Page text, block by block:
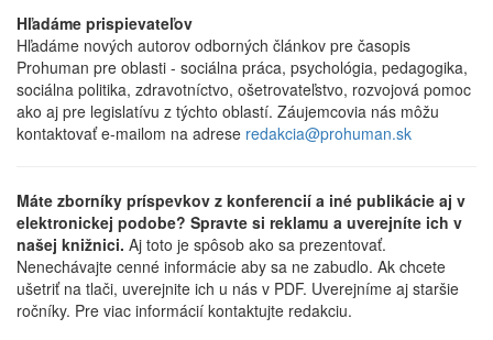
Hľadáme prispievateľov
Hľadáme nových autorov odborných článkov pre časopis
Prohuman pre oblasti - sociálna práca, psychológia, pedagogika,
sociálna politika, zdravotníctvo, ošetrovateľstvo, rozvojová pomoc
ako aj pre legislatívu z týchto oblastí. Záujemcovia nás môžu
kontaktovať e-mailom na adrese redakcia@prohuman.sk
Máte zborníky príspevkov z konferencií a iné publikácie aj v
elektronickej podobe? Spravte si reklamu a uverejníte ich v
našej knižnici. Aj toto je spôsob ako sa prezentovať.
Nenechávajte cenné informácie aby sa ne zabudlo. Ak chcete
ušetriť na tlači, uverejnite ich u nás v PDF. Uverejníme aj staršie
ročníky. Pre viac informácií kontaktujte redakciu.